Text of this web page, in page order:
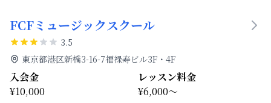
FCFミュージックスクール
3.5
東京都港区新橋3-16-7福禄寿ビル3F・4F
入会金
¥10,000
レッスン料金
¥6,000～